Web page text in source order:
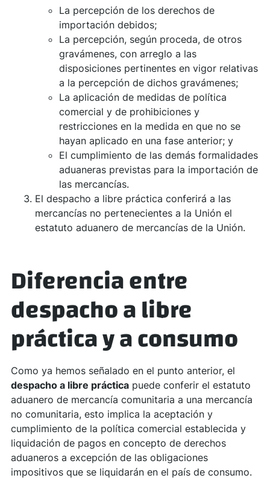
La percepción de los derechos de
importación debidos;
La percepción, según proceda, de otros
gravámenes, con arreglo a las
disposiciones pertinentes en vigor relativas
a la percepción de dichos gravámenes;
La aplicación de medidas de política
comercial y de prohibiciones y
restricciones en la medida en que no se
hayan aplicado en una fase anterior; y
El cumplimiento de las demás formalidades
aduaneras previstas para la importación de
las mercancías.
El despacho a libre práctica conferirá a las
mercancías no pertenecientes a la Unión el
estatuto aduanero de mercancías de la Unión.
Diferencia entre
despacho a libre
práctica y a consumo
Como ya hemos señalado en el punto anterior, el
despacho a libre prácticapuede conferir el estatuto
aduanero de mercancía comunitaria a una mercancía
no comunitaria, esto implica la aceptación y
cumplimiento de la política comercial establecida y
liquidación de pagos en concepto de derechos
aduaneros a excepción de las obligaciones
impositivos que se liquidarán en el país de consumo.